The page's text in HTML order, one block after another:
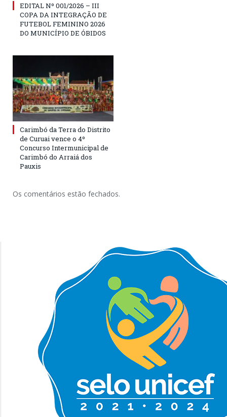
EDITAL Nº 001/2026 – III
COPA DA INTEGRAÇÃO DE
FUTEBOL FEMININO 2026
DO MUNICÍPIO DE ÓBIDOS
Carimbó da Terra do Distrito
de Curuai vence o 4º
Concurso Intermunicipal de
Carimbó do Arraiá dos
Pauxis
Os comentários estão fechados.